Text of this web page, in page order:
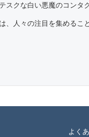
スクな白い悪魔のコン
、人々の注目を集めるこ
よく